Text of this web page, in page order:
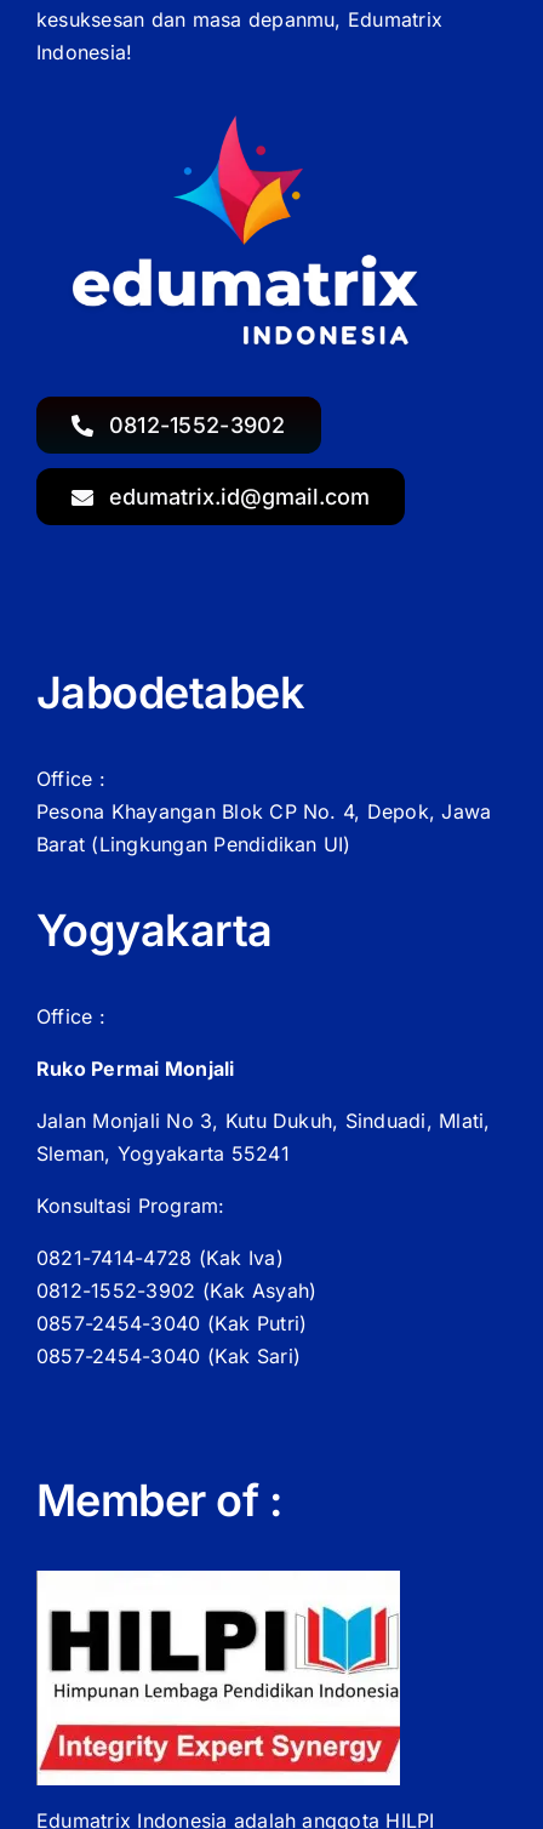
0812-1552-3902
edumatrix.id@gmail.com
kesuksesan dan masa depanmu, Edumatrix
Indonesia!
Jabodetabek
Office :
Pesona Khayangan Blok CP No. 4, Depok, Jawa
Barat (Lingkungan Pendidikan UI)
Yogyakarta
Office :
Ruko Permai Monjali
Jalan Monjali No 3, Kutu Dukuh, Sinduadi, Mlati,
Sleman, Yogyakarta 55241
Konsultasi Program:
0821-7414-4728 (Kak Iva)
0812-1552-3902 (Kak Asyah)
0857-2454-3040 (Kak Putri)
0857-2454-3040 (Kak Sari)
Member of :
Edumatrix Indonesia adalah anggota HILPI